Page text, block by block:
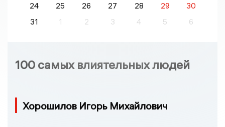
24
25 26 27 28 29
30
31
1 2 3 4 5 6
100 самых влиятельных людей
Хорошилов Игорь Михайлович